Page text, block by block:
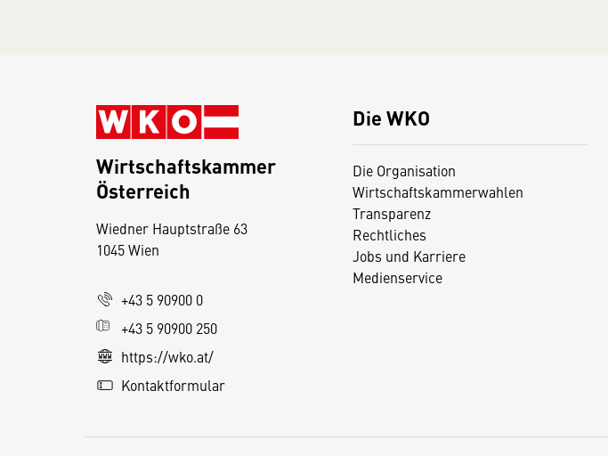
Die WKO
Die Organisation
Wirtschaftskammerwahlen
Transparenz
Rechtliches
Jobs und Karriere
Medienservice
Wirtschaftskammer
Österreich
Wiedner Hauptstraße 63
1045 Wien
+43 5 90900 0
+43 5 90900 250
https://wko.at/
Kontaktformular